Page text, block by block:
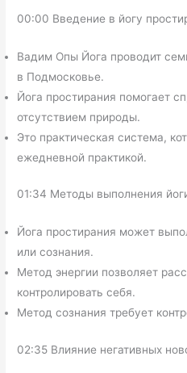
00:00 Введение в йогу
Вадим Опы Йога проводит
в Подмосковье.
Йога простирания помогает
отсутствием природы.
Это практическая система,
ежедневной практикой.
01:34 Методы выполнения
Йога простирания может
или сознания.
Метод энергии позволяет
контролировать себя.
Метод сознания требует
02:35 Влияние негативных